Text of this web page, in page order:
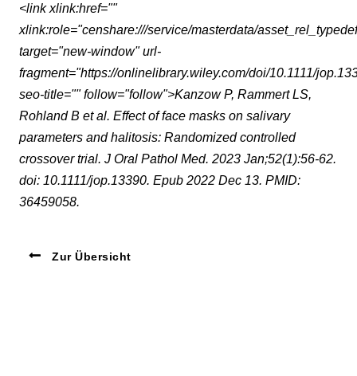
<link xlink:href=""
xlink:role="censhare:///service/masterdata/
target="new-window" url-
fragment="https://onlinelibrary.wiley.com/doi/10.1111/
seo-title="" follow="follow">Kanzow P, Rammert LS,
Rohland B et al. Effect of face masks on salivary
parameters and halitosis: Randomized controlled
crossover trial. J Oral Pathol Med. 2023 Jan;52(1):56-62.
doi: 10.1111/jop.13390. Epub 2022 Dec 13. PMID:
36459058.
Zur Übersicht